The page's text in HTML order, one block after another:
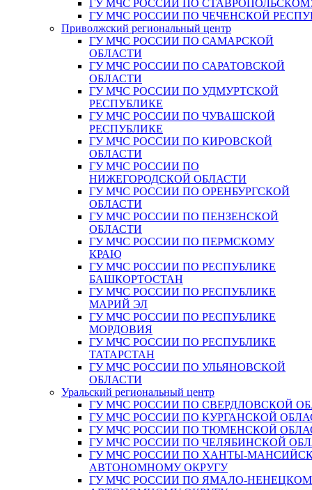
ГУ МЧС РОССИИ ПО
ГУ МЧС РОССИИ ПО ЧЕЧЕНСКОЙ
Приволжский региональный центр
ГУ МЧС РОССИИ ПО САМАРСКОЙ
ОБЛАСТИ
ГУ МЧС РОССИИ ПО САРАТОВСКОЙ
ОБЛАСТИ
ГУ МЧС РОССИИ ПО УДМУРТСКОЙ
РЕСПУБЛИКЕ
ГУ МЧС РОССИИ ПО ЧУВАШСКОЙ
РЕСПУБЛИКЕ
ГУ МЧС РОССИИ ПО КИРОВСКОЙ
ОБЛАСТИ
ГУ МЧС РОССИИ ПО
НИЖЕГОРОДСКОЙ ОБЛАСТИ
ГУ МЧС РОССИИ ПО ОРЕНБУРГСКОЙ
ОБЛАСТИ
ГУ МЧС РОССИИ ПО ПЕНЗЕНСКОЙ
ОБЛАСТИ
ГУ МЧС РОССИИ ПО ПЕРМСКОМУ
КРАЮ
ГУ МЧС РОССИИ ПО РЕСПУБЛИКЕ
БАШКОРТОСТАН
ГУ МЧС РОССИИ ПО РЕСПУБЛИКЕ
МАРИЙ ЭЛ
ГУ МЧС РОССИИ ПО РЕСПУБЛИКЕ
МОРДОВИЯ
ГУ МЧС РОССИИ ПО РЕСПУБЛИКЕ
ТАТАРСТАН
ГУ МЧС РОССИИ ПО УЛЬЯНОВСКОЙ
ОБЛАСТИ
Уральский региональный центр
ГУ МЧС РОССИИ ПО СВЕРДЛОВСКОЙ
ГУ МЧС РОССИИ ПО КУРГАНСКОЙ
ГУ МЧС РОССИИ ПО ТЮМЕНСКОЙ
ГУ МЧС РОССИИ ПО ЧЕЛЯБИНСКОЙ
ГУ МЧС РОССИИ ПО ХАНТЫ-
АВТОНОМНОМУ ОКРУГУ
ГУ МЧС РОССИИ ПО ЯМАЛО-